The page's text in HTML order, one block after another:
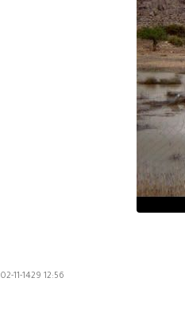
02-11-1429 12:56 صباحاً